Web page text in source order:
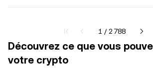
Page actuelle 1 sur
1 / 2 788
Découvrez ce que vous
votre crypto